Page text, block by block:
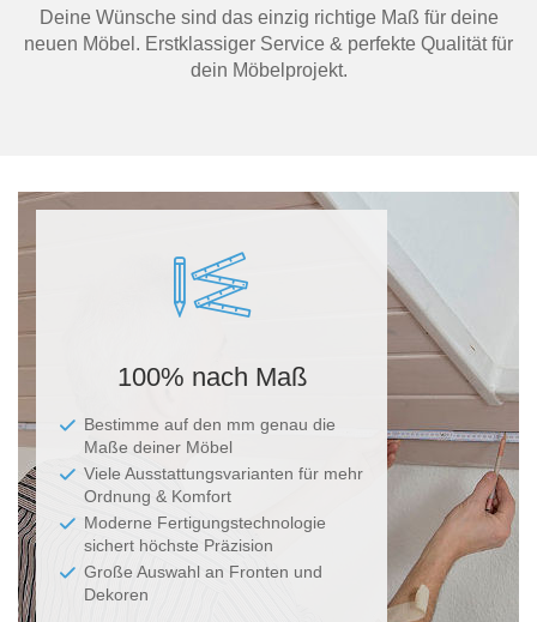
Deine Wünsche sind das einzig richtige Maß für deine
neuen Möbel. Erstklassiger Service & perfekte Qualität für
dein Möbelprojekt.
100% nach Maß
Bestimme auf den mm genau die
Maße deiner Möbel
Viele Ausstattungsvarianten für mehr
Ordnung & Komfort
Moderne Fertigungstechnologie
sichert höchste Präzision
Große Auswahl an Fronten und
Dekoren